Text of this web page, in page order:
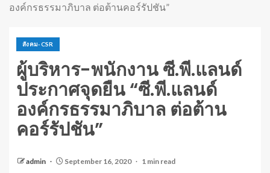
องค์กรธรรมาภิบาล ต่อต้านคอร์รัปชัน”
สังคม-CSR
ผู้บริหาร-พนักงาน ซี.พี.แลนด์
ประกาศจุดยืน “ซี.พี.แลนด์
องค์กรธรรมาภิบาล ต่อต้าน
คอร์รัปชัน”
admin September 16, 2020 1 min read